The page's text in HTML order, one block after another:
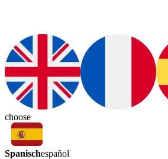
choose
Spanischespañol